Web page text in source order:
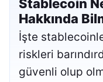
Stablecoin
Hakkında
İşte
riskleri
güvenli olup